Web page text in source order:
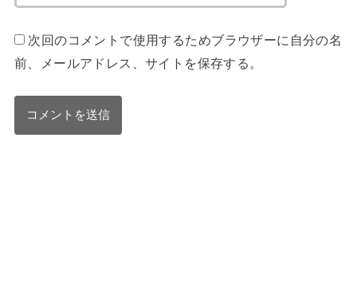
次回のコメントで使用するためブラウザーに自分の名
前、メールアドレス、サイトを保存する。